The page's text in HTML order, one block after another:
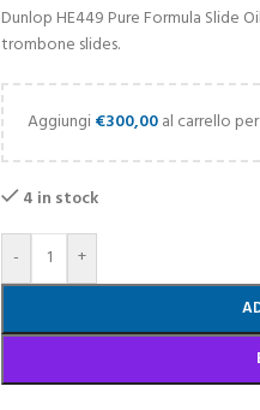
Dunlop HE449 Pure Formula Slide
trombone slides.
Aggiungi€300,00al carrello
4 in stock
- +